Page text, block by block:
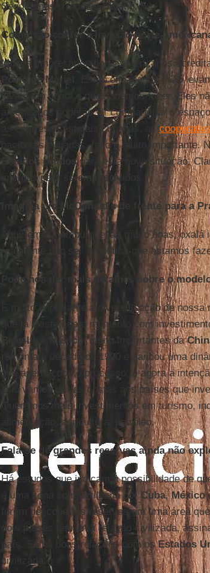
Seguiremos o modelo cubano.
Como vão conter a invasão norte-
Muitos empresários norte-americanos
Porto de Mariel
. Estão enganados. Não
levam em conta o que sabemos fazer. Eles
americanos poderão vir compartilhar o
as empresas estatais cubanas, as
nacionais cubanas. Isso é muito importante.
Estados Unidospara esta nova situação.
internos para serem resolvidos.
Imagina um McDonald’s de frente para a
Aqui temos hamburguesas muito boas,
realmente não sei. A política que estamos
Pode nos dar mais detalhes sobre o
É muito importante a diversificação de
que já existe neste momento com
Brasile o México , muito importantes da
remonta à década de 1990 e ganhou uma
que aperfeiçoou o processo, e agora a
Não vamos dar as costas aos países que
Queremos mais investimentos em turismo,
alimentação, agricultura, petróleo.
Fala-se de grandes reservas ainda não
Há estudos que indicam a possibilidade de
é uma zona compartilhada porCuba,México
forem descobertas reservas em uma área
dois países têm uma relação civilizada,
país. Se há boas relações com osEstados
civilizada.